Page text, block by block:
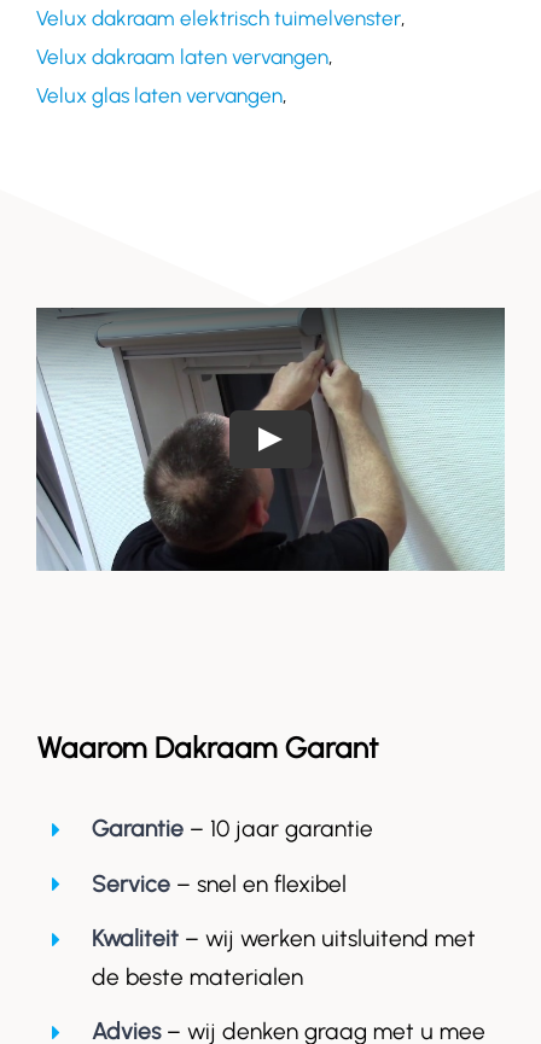
Velux dakraam elektrisch tuimelvenster,
Velux dakraam laten vervangen,
Velux glas laten vervangen,
Waarom Dakraam Garant
Garantie– 10 jaar garantie
Service – snel en flexibel
Kwaliteit– wij werken uitsluitend met
de beste materialen
Advies– wij denken graag met u mee